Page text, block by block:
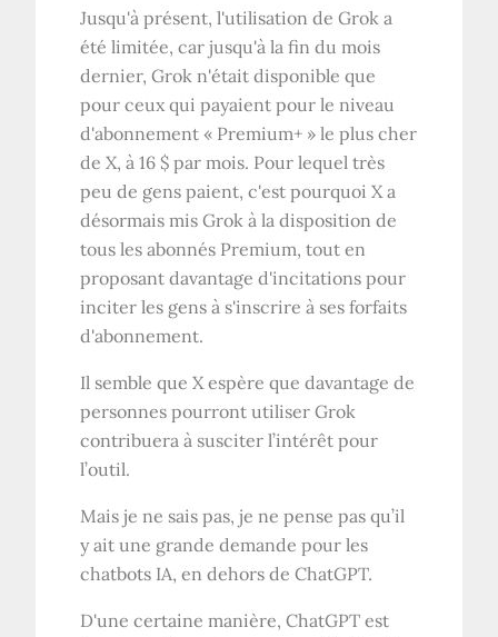
Jusqu'à présent, l'utilisation de Grok a
été limitée, car jusqu'à la fin du mois
dernier, Grok n'était disponible que
pour ceux qui payaient pour le niveau
d'abonnement « Premium+ » le plus cher
de X, à 16 $ par mois. Pour lequel très
peu de gens paient, c'est pourquoi X a
désormais mis Grok à la disposition de
tous les abonnés Premium, tout en
proposant davantage d'incitations pour
inciter les gens à s'inscrire à ses forfaits
d'abonnement.
Il semble que X espère que davantage de
personnes pourront utiliser Grok
contribuera à susciter l’intérêt pour
l’outil.
Mais je ne sais pas, je ne pense pas qu’il
y ait une grande demande pour les
chatbots IA, en dehors de ChatGPT.
D'une certaine manière, ChatGPT est